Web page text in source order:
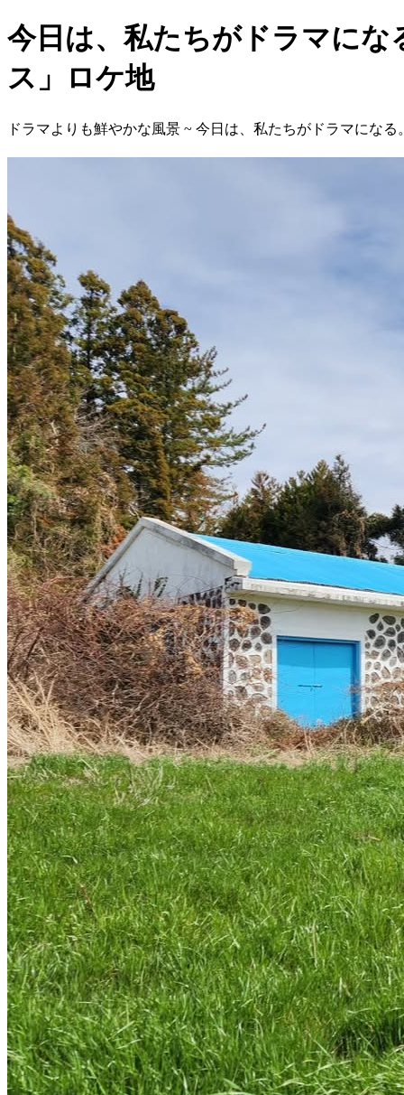
今日は、私たちがドラマに
ス」ロケ地
ドラマよりも鮮やかな風景 ~ 今日は、私たちがドラマになる